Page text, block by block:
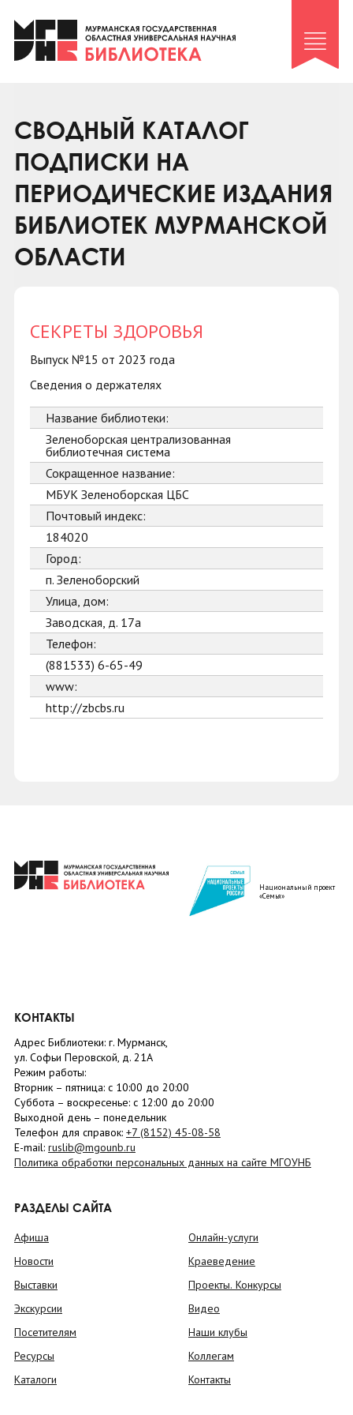
Клуб «Гиря и сельдерей»
Клуб «Семейный архив»
Коллегам
Контакты
СВОДНЫЙ КАТАЛОГ
ПОДПИСКИ НА
ПЕРИОДИЧЕСКИЕ ИЗДАНИЯ
БИБЛИОТЕК МУРМАНСКОЙ
ОБЛАСТИ
СЕКРЕТЫ ЗДОРОВЬЯ
Выпуск №15 от 2023 года
Сведения о держателях
Название библиотеки:
Зеленоборская централизованная
библиотечная система
Сокращенное название:
МБУК Зеленоборская ЦБС
Почтовый индекс:
184020
Город:
п. Зеленоборский
Улица, дом:
Заводская, д. 17а
Телефон:
(881533) 6-65-49
www:
http://zbcbs.ru
Национальный проект
«Семья»
КОНТАКТЫ
Адрес Библиотеки: г. Мурманск,
ул. Софьи Перовской, д. 21А
Режим работы:
Вторник – пятница: с 10:00 до 20:00
Суббота – воскресенье: c 12:00 до 20:00
Выходной день – понедельник
Телефон для справок: +7 (8152) 45-08-58
E-mail: ruslib@mgounb.ru
Политика обработки персональных данных на сайте МГОУНБ
РАЗДЕЛЫ САЙТА
Афиша
Новости
Выставки
Экскурсии
Посетителям
Ресурсы
Каталоги
Онлайн-услуги
Краеведение
Проекты. Конкурсы
Видео
Наши клубы
Коллегам
Контакты